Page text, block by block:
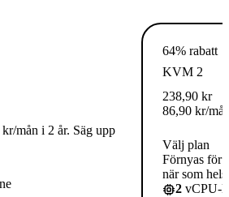
mån i 2 år. Säg upp
64% rabatt
KVM 2
238,90 kr
86,90 kr/
Välj plan
Förnyas för
när som
2 vCPU-